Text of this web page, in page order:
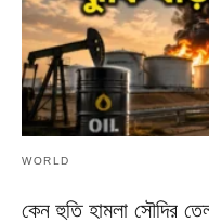
WORLD
কেন হুতি হামলা সৌদির